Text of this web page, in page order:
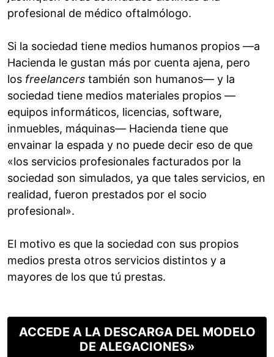
profesional de médico oftalmólogo.
Si la sociedad tiene medios humanos propios —a
Hacienda le gustan más por cuenta ajena, pero
los freelancers también son humanos— y la
sociedad tiene medios materiales propios —
equipos informáticos, licencias, software,
inmuebles, máquinas— Hacienda tiene que
envainar la espada y no puede decir eso de que
«los servicios profesionales facturados por la
sociedad son simulados, ya que tales servicios, en
realidad, fueron prestados por el socio
profesional».
El motivo es que la sociedad con sus propios
medios presta otros servicios distintos y a
mayores de los que tú prestas.
ACCEDE A LA DESCARGA DEL MODELO
DE ALEGACIONES»